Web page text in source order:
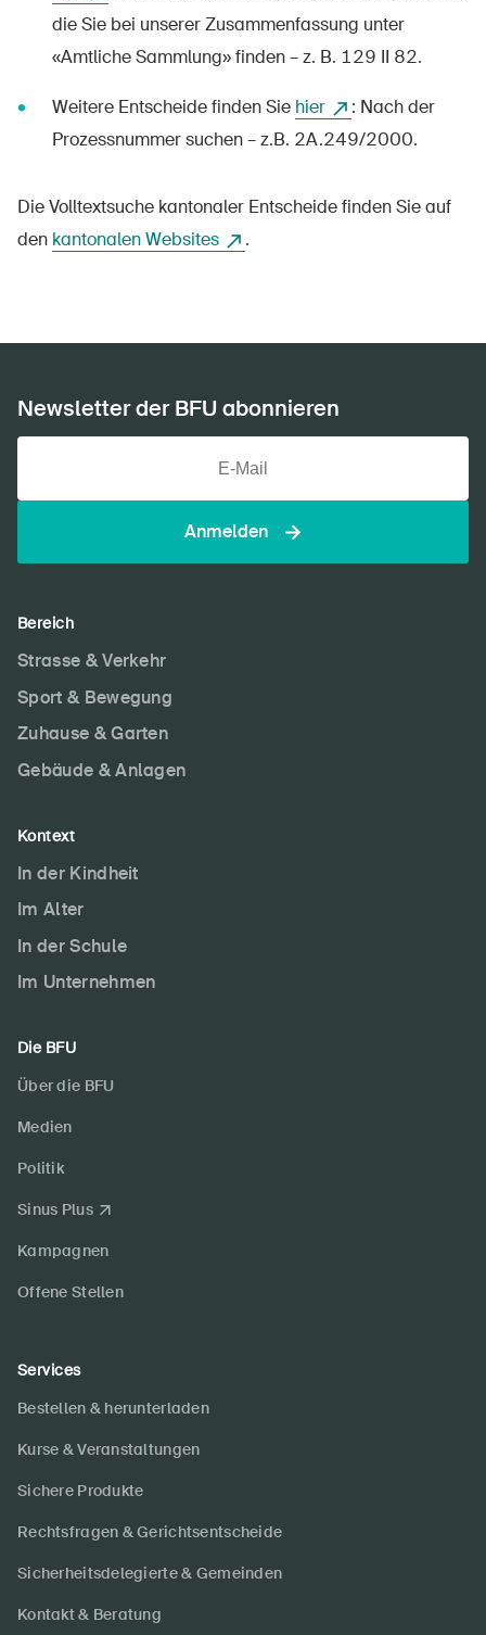
Bestellen & herunterladen
Kurse & Veranstaltungen
Rechtsfragen & Gerichtsentscheide
DE FR IT
Newsletter abonnieren
die Sie bei unserer Zusammenfassung unter
«Amtliche Sammlung» finden – z. B. 129 II 82.
Weitere Entscheide finden Sie hier
: Nach der
Prozessnummer suchen – z.B. 2A.249/2000.
Die Volltextsuche kantonaler Entscheide finden Sie auf
den kantonalen Websites .
Newsletter der BFU abonnieren
Anmelden
Bereich
Strasse & Verkehr
Sport & Bewegung
Zuhause & Garten
Gebäude & Anlagen
Kontext
In der Kindheit
Im Alter
In der Schule
Im Unternehmen
Die BFU
Über die BFU
Medien
Politik
Sinus Plus
Kampagnen
Offene Stellen
Services
Bestellen & herunterladen
Kurse & Veranstaltungen
Sichere Produkte
Rechtsfragen & Gerichtsentscheide
Sicherheitsdelegierte & Gemeinden
Kontakt & Beratung